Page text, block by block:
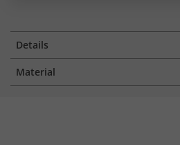
Details
Material